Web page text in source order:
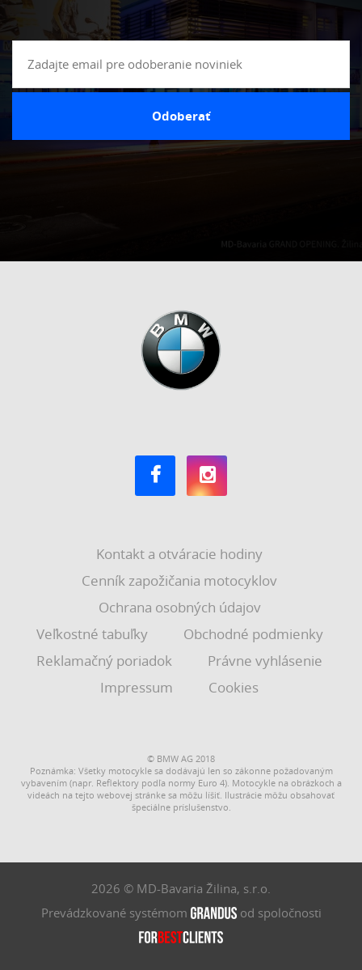
Odoberať
Kontakt a otváracie hodiny
Cenník zapožičania motocyklov
Ochrana osobných údajov
Veľkostné tabuľky
Obchodné podmienky
Reklamačný poriadok
Právne vyhlásenie
Impressum
Cookies
© BMW AG 2018
Poznámka: Všetky motocykle sa dodávajú len so zákonne požadovaným
vybavením (napr. Reflektory podľa normy Euro 4). Motocykle na obrázkoch a
videách na tejto webovej stránke sa môžu líšiť. Ilustrácie môžu obsahovať
špeciálne príslušenstvo.
2026 © MD-Bavaria Žilina, s.r.o.
Prevádzkované systémom
od spoločnosti